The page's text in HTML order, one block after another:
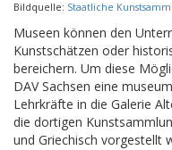
Bildquelle: Staatliche
Museen können den
Kunstschätzen oder
bereichern. Um diese
DAV Sachsen eine
Lehrkräfte in die Galerie
die dortigen
und Griechisch vorgestellt